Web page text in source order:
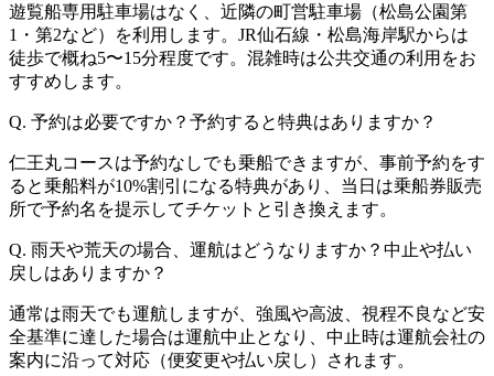
遊覧船専用駐車場はなく、近隣の町営駐車場（松島公園第
1・第2など）を利用します。JR仙石線・松島海岸駅からは
徒歩で概ね5〜15分程度です。混雑時は公共交通の利用をお
すすめします。
Q. 予約は必要ですか？予約すると特典はありますか？
仁王丸コースは予約なしでも乗船できますが、事前予約をす
ると乗船料が10%割引になる特典があり、当日は乗船券販売
所で予約名を提示してチケットと引き換えます。
Q. 雨天や荒天の場合、運航はどうなりますか？中止や払い
戻しはありますか？
通常は雨天でも運航しますが、強風や高波、視程不良など安
全基準に達した場合は運航中止となり、中止時は運航会社の
案内に沿って対応（便変更や払い戻し）されます。